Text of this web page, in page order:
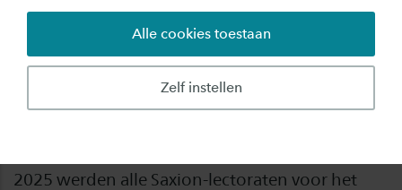
Zelf instellen
Alle cookies toestaan
Kwaliteitszorg draagt bij aan de inrichting en
uitvoering van onderzoek met impact. Vanuit
die gedachte is het nieuwe kwaliteitsbeleid voor
2025 werden alle Saxion-lectoraten voor het